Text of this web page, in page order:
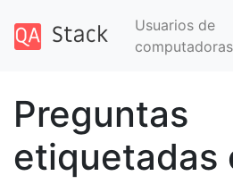
Usuarios de
computadoras
Preguntas
etiquetadas